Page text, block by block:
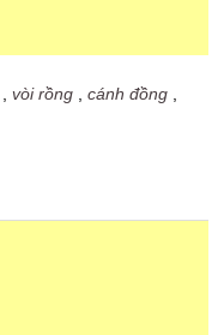
,vòi rồng ,cánh đồng